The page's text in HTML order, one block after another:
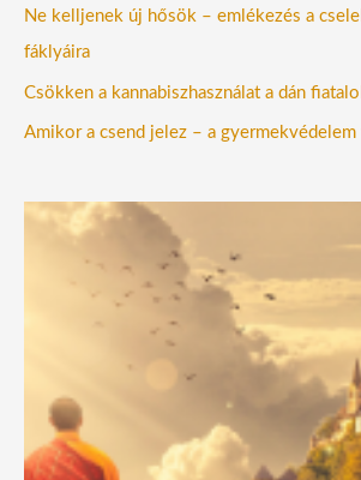
Ne kelljenek új hősök – emlékezés a
fáklyáira
Csökken a kannabiszhasználat a dán
Amikor a csend jelez – a gyermekvédelem